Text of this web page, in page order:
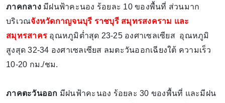
ภาคกลาง มีฝนฟ้าคะนอง ร้อยละ 10 ของพื้นที่ ส่วนมาก
บริเวณจังหวัดกาญจนบุรี ราชบุรี สมุทรสงคราม และ
สมุทรสาคร อุณหภูมิต่ำสุด 23-25 องศาเซลเซียส อุณหภูมิ
สูงสุด 32-34 องศาเซลเซียส ลมตะวันออกเฉียงใต้ ความเร็ว
10-20 กม./ชม.
ภาคตะวันออก มีฝนฟ้าคะนอง ร้อยละ 30 ของพื้นที่ และมีฝน